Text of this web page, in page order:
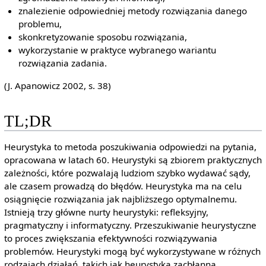
znalezienie odpowiedniej metody rozwiązania danego
problemu,
skonkretyzowanie sposobu rozwiązania,
wykorzystanie w praktyce wybranego wariantu
rozwiązania zadania.
(J. Apanowicz 2002, s. 38)
TL;DR
Heurystyka to metoda poszukiwania odpowiedzi na pytania,
opracowana w latach 60. Heurystyki są zbiorem praktycznych
zależności, które pozwalają ludziom szybko wydawać sądy,
ale czasem prowadzą do błędów. Heurystyka ma na celu
osiągnięcie rozwiązania jak najbliższego optymalnemu.
Istnieją trzy główne nurty heurystyki: refleksyjny,
pragmatyczny i informatyczny. Przeszukiwanie heurystyczne
to proces zwiększania efektywności rozwiązywania
problemów. Heurystyki mogą być wykorzystywane w różnych